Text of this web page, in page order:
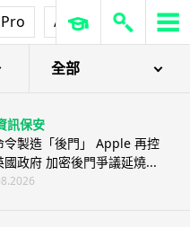
AirPods Pro 3
全部
訊保安
令製造「後門」 Apple 再控
國政府 加密後門爭議延燒...